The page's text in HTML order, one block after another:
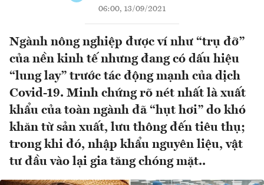
06:00, 13/09/2021
Ngành nông nghiệp được ví như “trụ đỡ”
của nền kinh tế nhưng đang có dấu hiệu
“lung lay” trước tác động mạnh của dịch
Covid-19. Minh chứng rõ nét nhất là xuất
khẩu của toàn ngành đã “hụt hơi” do khó
khăn từ sản xuất, lưu thông đến tiêu thụ;
trong khi đó, nhập khẩu nguyên liệu, vật
tư đầu vào lại gia tăng chóng mặt..